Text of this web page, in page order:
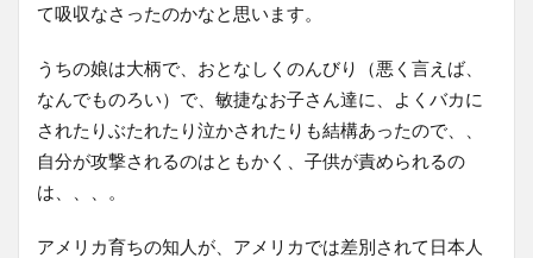
て吸収なさったのかなと思います。
うちの娘は大柄で、おとなしくのんびり（悪く言えば、
なんでものろい）で、敏捷なお子さん達に、よくバカに
されたりぶたれたり泣かされたりも結構あったので、、
自分が攻撃されるのはともかく、子供が責められるの
は、、、。
アメリカ育ちの知人が、アメリカでは差別されて日本人